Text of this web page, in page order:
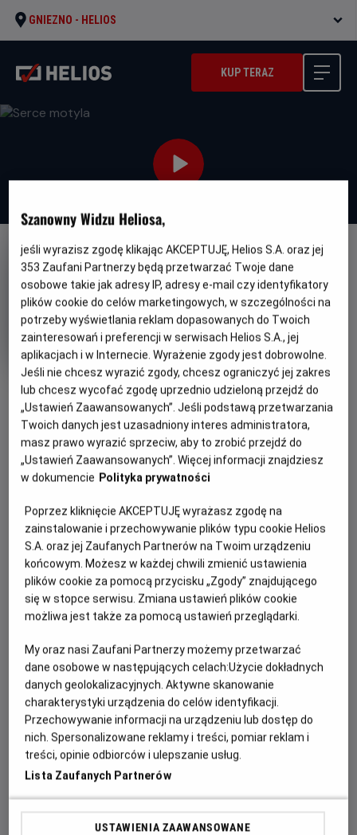
GNIEZNO - HELIOS
KUP TERAZ
DUBBING
OBSERWUJ
Serce motyla
Oryginalny
tytuł
Drugelio sirdis Gatunek
Dramat / Familijny
Od 8 lat
Czas
trwania
105 min
Kraj
i
rok
produkcji
Litwa (2021)
PREMIERA
8 września 2023
Inesa Kurklietyté
Modesta Jurgaitytė, Inesa
Kurklietyte
OBSADA
Elijas Malinauskas, Vilnė Konstancija Abukevičiūtė, Mindaugas
Balabonas, Vincentas Švedas
WIĘCEJ SZCZEGÓŁÓW
Serce dziesięcioletniego Eljasza bije tuż pod powierzchnią
skóry. Musi na siebie uważać i nosić specjalną „zbroję”.
Jego niecodzienny wygląd budzi zainteresowanie,
rówieśnicy wyśmiewają go i przezywają. Chłopiec coraz
bardziej stroni od innych dzieci. Fascynują go za to owady.
Buduje żukom, motylom i karaluchom domki i tworzy dla
nich azyl w starym opuszczonym dworze. Wszystko się
zmienia, kiedy do miasteczka wprowadza się odważna i
otwarta dziewczynka. To właśnie Róży chłopiec zdradza
swój sekret. Dzięki niej Eljasz pokona swoje lęki i otworzy
się na świat.
Szanowny Widzu Heliosa,
jeśli wyrazisz zgodę klikając AKCEPTUJĘ, Helios S.A. oraz jej
353 Zaufani Partnerzy będą przetwarzać Twoje dane
osobowe takie jak adresy IP, adresy e-mail czy identyfikatory
plików cookie do celów marketingowych, w szczególności na
potrzeby wyświetlania reklam dopasowanych do Twoich
zainteresowań i preferencji w serwisach Helios S.A., jej
aplikacjach i w Internecie. Wyrażenie zgody jest dobrowolne.
Jeśli nie chcesz wyrazić zgody, chcesz ograniczyć jej zakres
lub chcesz wycofać zgodę uprzednio udzieloną przejdź do
„Ustawień Zaawansowanych”. Jeśli podstawą przetwarzania
Twoich danych jest uzasadniony interes administratora,
masz prawo wyrazić sprzeciw, aby to zrobić przejdź do
„Ustawień Zaawansowanych”. Więcej informacji znajdziesz
w dokumencie Polityka prywatności
Poprzez kliknięcie AKCEPTUJĘ wyrażasz zgodę na
zainstalowanie i przechowywanie plików typu cookie Helios
S.A. oraz jej Zaufanych Partnerów na Twoim urządzeniu
końcowym. Możesz w każdej chwili zmienić ustawienia
plików cookie za pomocą przycisku „Zgody” znajdującego
się w stopce serwisu. Zmiana ustawień plików cookie
możliwa jest także za pomocą ustawień przeglądarki.
My oraz nasi Zaufani Partnerzy możemy przetwarzać
dane osobowe w następujących celach:Użycie dokładnych
danych geolokalizacyjnych. Aktywne skanowanie
charakterystyki urządzenia do celów identyfikacji.
Przechowywanie informacji na urządzeniu lub dostęp do
nich. Spersonalizowane reklamy i treści, pomiar reklam i
treści, opinie odbiorców i ulepszanie usług.
Lista Zaufanych Partnerów
USTAWIENIA ZAAWANSOWANE